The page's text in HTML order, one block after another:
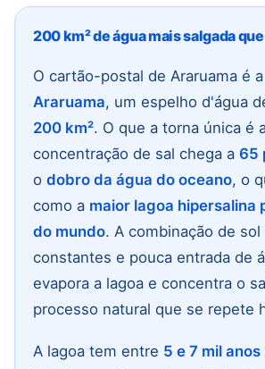
200 km² de água mais salgada
O cartão-postal de Araruama é a
Araruama, um espelho d'água
200 km². O que a torna única é
concentração de sal chega a 65
o dobro da água do oceano, o
como a maior lagoa hipersalina
do mundo. A combinação de
constantes e pouca entrada de
evapora a lagoa e concentra o
processo natural que se repete
A lagoa tem entre 5 e 7 mil anos